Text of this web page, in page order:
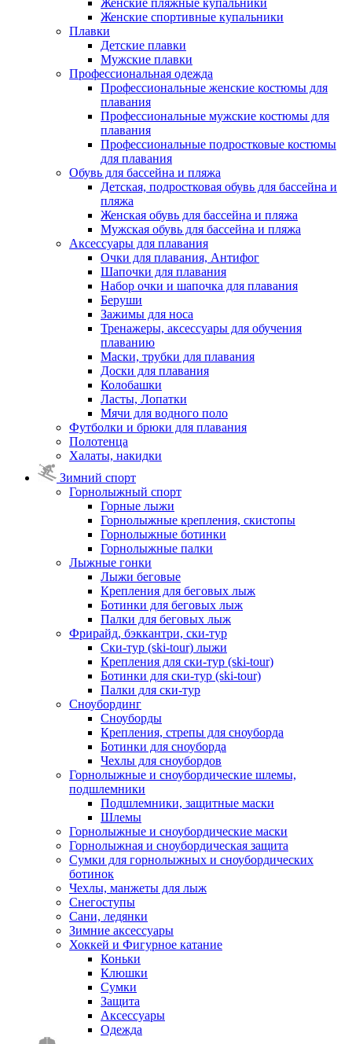
Женские пляжные купальники
Женские спортивные купальники
Плавки
Детские плавки
Мужские плавки
Профессиональная одежда
Профессиональные женские костюмы для
плавания
Профессиональные мужские костюмы для
плавания
Профессиональные подростковые костюмы
для плавания
Обувь для бассейна и пляжа
Детская, подростковая обувь для бассейна и
пляжа
Женская обувь для бассейна и пляжа
Мужская обувь для бассейна и пляжа
Аксессуары для плавания
Очки для плавания, Антифог
Шапочки для плавания
Набор очки и шапочка для плавания
Беруши
Зажимы для носа
Тренажеры, аксессуары для обучения
плаванию
Маски, трубки для плавания
Доски для плавания
Колобашки
Ласты, Лопатки
Мячи для водного поло
Футболки и брюки для плавания
Полотенца
Халаты, накидки
Зимний спорт
Горнолыжный спорт
Горные лыжи
Горнолыжные крепления, скистопы
Горнолыжные ботинки
Горнолыжные палки
Лыжные гонки
Лыжи беговые
Крепления для беговых лыж
Ботинки для беговых лыж
Палки для беговых лыж
Фрирайд, бэккантри, ски-тур
Ски-тур (ski-tour) лыжи
Крепления для ски-тур (ski-tour)
Ботинки для ски-тур (ski-tour)
Палки для ски-тур
Сноубординг
Сноуборды
Крепления, стрепы для сноуборда
Ботинки для сноуборда
Чехлы для сноубордов
Горнолыжные и сноубордические шлемы,
подшлемники
Подшлемники, защитные маски
Шлемы
Горнолыжные и сноубордические маски
Горнолыжная и сноубордическая защита
Сумки для горнолыжных и сноубордических
ботинок
Чехлы, манжеты для лыж
Снегоступы
Сани, ледянки
Зимние аксессуары
Хоккей и Фигурное катание
Коньки
Клюшки
Сумки
Защита
Аксессуары
Одежда